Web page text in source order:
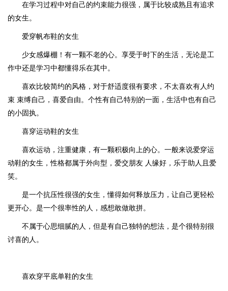
在学习过程中对自己的约束能力很强，属于比较成熟且有追求
的女生。
爱穿帆布鞋的女生
少女感爆棚！有一颗不老的心。享受于时下的生活，无论是工
作中还是学习中都懂得乐在其中。
喜欢比较简约的风格，对于舒适度很有要求，不太喜欢有人约
束 束缚自己，喜爱自由。 个性有自己特别的一面，生活中也有自己
的小固执。
喜穿运动鞋的女生
喜欢运动，注重健康，有一颗积极向上的心。一般来说爱穿运
动鞋的女生，性格都属于外向型，爱交朋友 人缘好，乐于助人且爱
笑。
是一个抗压性很强的女生，懂得如何释放压力，让自己更轻松
更开心。是一个很率性的人，感想敢做敢拼。
不属于心思细腻的人，但是有自己独特的想法，是个很特别很
讨喜的人。
喜欢穿平底单鞋的女生